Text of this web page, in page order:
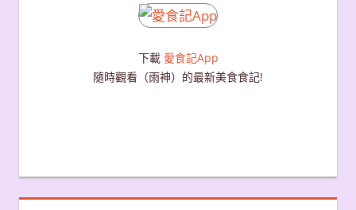
下載 愛食記App
隨時觀看（雨神）的最新美食食記!